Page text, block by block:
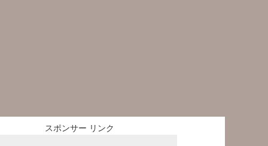
スポンサー リンク